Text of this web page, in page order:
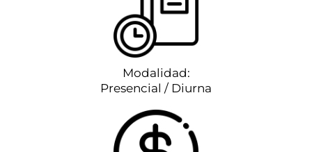
Modalidad:
Presencial / Diurna